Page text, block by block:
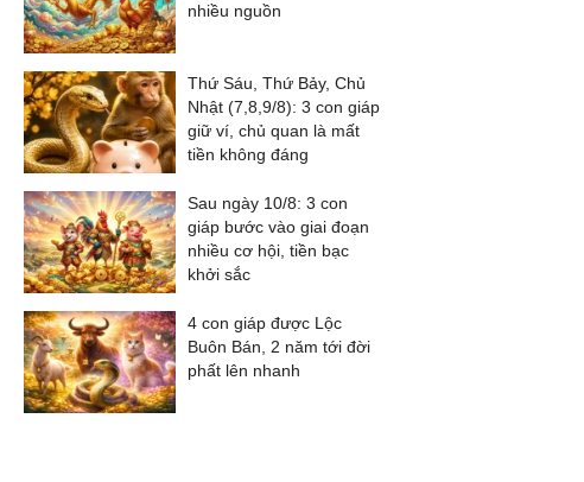
nhiều nguồn
Thứ Sáu, Thứ Bảy, Chủ
Nhật (7,8,9/8): 3 con giáp
giữ ví, chủ quan là mất
tiền không đáng
Sau ngày 10/8: 3 con
giáp bước vào giai đoạn
nhiều cơ hội, tiền bạc
khởi sắc
4 con giáp được Lộc
Buôn Bán, 2 năm tới đời
phất lên nhanh